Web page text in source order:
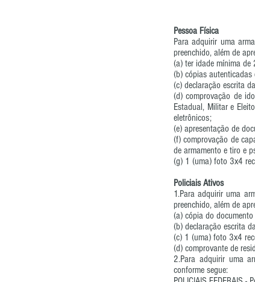
Pessoa Física
Para adquirir uma
preenchido, além de
(a) ter idade mínima
(b) cópias autenticadas
(c) declaração escrita
(d) comprovação de
Estadual, Militar e
eletrônicos;
(e) apresentação de
(f) comprovação de
de armamento e tiro e
(g) 1 (uma) foto 3x4
Policiais Ativos
1.Para adquirir uma
preenchido, além de
(a) cópia do
(b) declaração escrita
(c) 1 (uma) foto 3x4
(d) comprovante de
2.Para adquirir uma
conforme segue: